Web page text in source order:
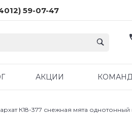
59-07-47
АКЦИИ
К18-377 снежная мята однотонный